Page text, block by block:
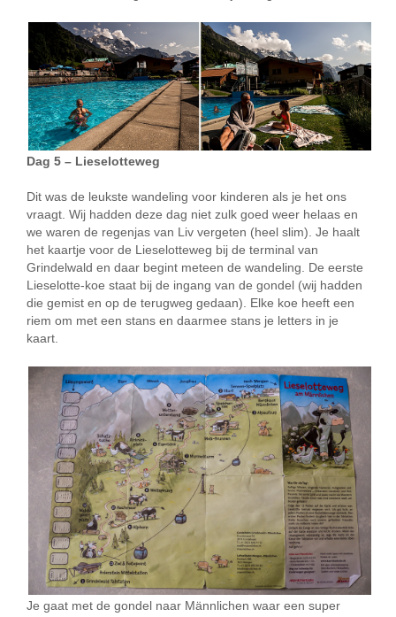
Dag 5 – Lieselotteweg
Dit was de leukste wandeling voor kinderen als je het ons
vraagt. Wij hadden deze dag niet zulk goed weer helaas en
we waren de regenjas van Liv vergeten (heel slim). Je haalt
het kaartje voor de Lieselotteweg bij de terminal van
Grindelwald en daar begint meteen de wandeling. De eerste
Lieselotte-koe staat bij de ingang van de gondel (wij hadden
die gemist en op de terugweg gedaan). Elke koe heeft een
riem om met een stans en daarmee stans je letters in je
kaart.
Je gaat met de gondel naar Männlichen waar een super